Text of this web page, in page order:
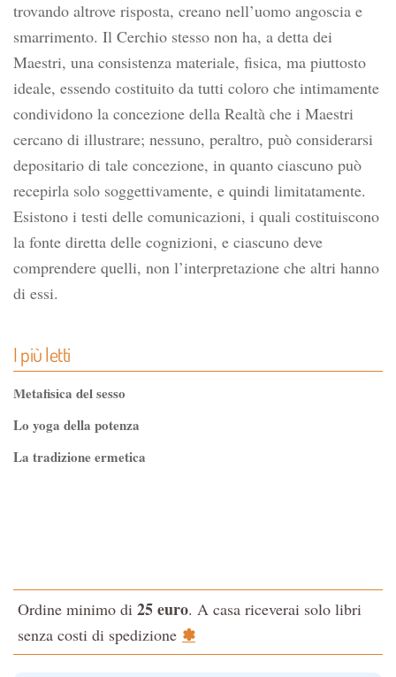
trovando altrove risposta, creano nell’uomo angoscia e
smarrimento. Il Cerchio stesso non ha, a detta dei
Maestri, una consistenza materiale, fisica, ma piuttosto
ideale, essendo costituito da tutti coloro che intimamente
condividono la concezione della Realtà che i Maestri
cercano di illustrare; nessuno, peraltro, può considerarsi
depositario di tale concezione, in quanto ciascuno può
recepirla solo soggettivamente, e quindi limitatamente.
Esistono i testi delle comunicazioni, i quali costituiscono
la fonte diretta delle cognizioni, e ciascuno deve
comprendere quelli, non l’interpretazione che altri hanno
di essi.
I più letti
Metafisica del sesso
Lo yoga della potenza
La tradizione ermetica
La Cabala
Il potere del serpente
Ordine minimo di 25 euro. A casa riceverai solo libri
senza costi di spedizione ✽